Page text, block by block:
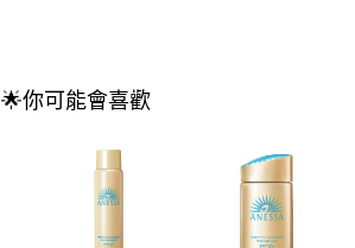
🌟你可能會喜歡